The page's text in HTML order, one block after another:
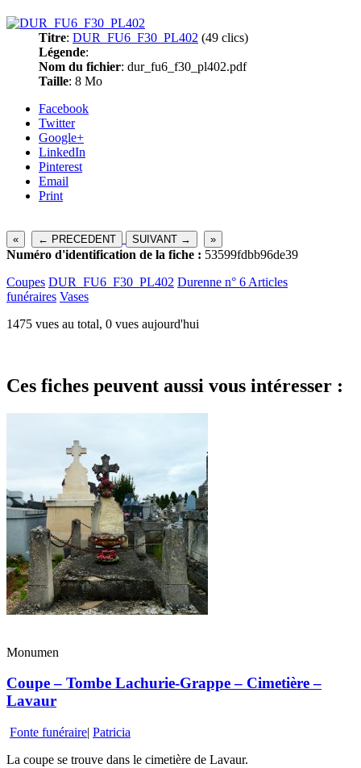
Titre: DUR_FU6_F30_PL402 (49 clics)
Légende:
Nom du fichier: dur_fu6_f30_pl402.pdf
Taille: 8 Mo
Facebook
Twitter
Google+
LinkedIn
Pinterest
Email
Print
« ← PRECEDENT SUIVANT → »
Numéro d'identification de la fiche : 53599fdbb96de39
Coupes DUR_FU6_F30_PL402 Durenne n° 6 Articles
funéraires Vases
1475 vues au total, 0 vues aujourd'hui
Ces fiches peuvent aussi vous intéresser :
Monumen
Coupe – Tombe Lachurie-Grappe – Cimetière –
Lavaur
Fonte funéraire| Patricia
La coupe se trouve dans le cimetière de Lavaur.